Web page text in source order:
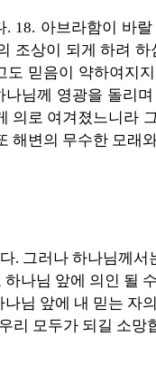
18. 아브라함이 바
조상이 되게 하려 하
믿음이 약하여지
님께 영광을 돌리
의로 여겨졌느니라
해변의 무수한 모래
. 그러나 하나님께서
나님 앞에 의인 될
님 앞에 내 믿는 자
리 모두가 되길 소망